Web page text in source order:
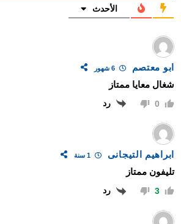
الأحدث
ابو معتصم 6 شهور
شغال معايا ممتاز
0 رد
ابراهيم التيجانى 1 سنة
تليفون ممتاز
3 رد